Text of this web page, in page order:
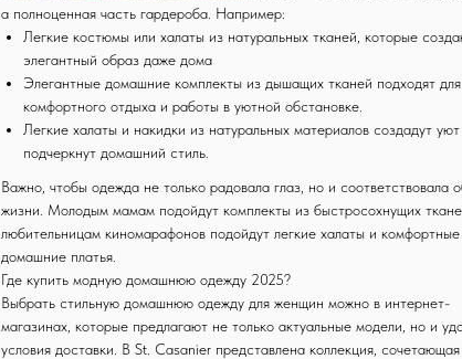
а полноценная часть гардероба. Например:
Легкие костюмы или халаты из натуральных тканей, которые
элегантный образ даже дома
Элегантные домашние комплекты из дышащих тканей подходят для
комфортного отдыха и работы в уютной обстановке.
Легкие халаты и накидки из натуральных материалов создадут
подчеркнут домашний стиль.
Важно, чтобы одежда не только радовала глаз, но и соответствовала
жизни. Молодым мамам подойдут комплекты из быстросохнущих
любительницам киномарафонов подойдут легкие халаты и комфортные
домашние платья.
Где купить модную домашнюю одежду 2025?
Выбрать стильную домашнюю одежду для женщин можно в интернет-
магазинах, которые предлагают не только актуальные модели, но и
условия доставки. В St. Casanier представлена коллекция, сочетающая